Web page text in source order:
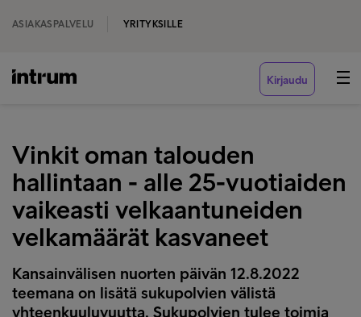
ASIAKASPALVELU YRITYKSILLE
Kirjaudu
Vinkit oman talouden
hallintaan - alle 25-vuotiaiden
vaikeasti velkaantuneiden
velkamäärät kasvaneet
Kansainvälisen nuorten päivän 12.8.2022
teemana on lisätä sukupolvien välistä
yhteenkuuluvuutta. Sukupolvien tulee toimia